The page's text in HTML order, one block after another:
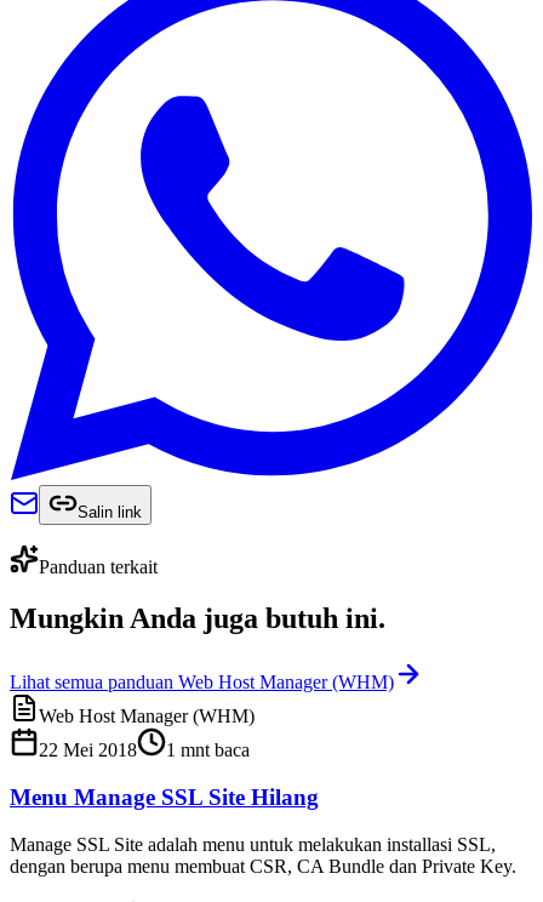
Salin link
Panduan terkait
Mungkin Anda juga butuh ini.
Lihat semua panduan Web Host Manager (WHM)
Web Host Manager (WHM)
22 Mei 2018
1 mnt baca
Menu Manage SSL Site Hilang
Manage SSL Site adalah menu untuk melakukan installasi SSL,
dengan berupa menu membuat CSR, CA Bundle dan Private Key.